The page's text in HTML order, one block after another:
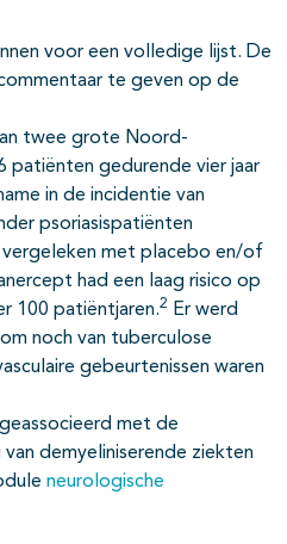
voor een volledige lijst. De
te geven op de
twee grote Noord-
patiënten gedurende vier jaar
in de incidentie van
psoriasispatiënten
met placebo en/of
had een laag risico op
100 patiëntjaren.2
Er werd
noch van tuberculose
gebeurtenissen waren
met de
demyeliniserende ziekten
neurologische